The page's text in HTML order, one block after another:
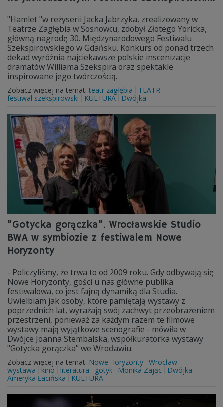
"Hamlet "w reżyserii Jacka Jabrzyka, zrealizowany w
Teatrze Zagłębia w Sosnowcu, zdobył Złotego Yoricka,
główną nagrodę 30. Międzynarodowego Festiwalu
Szekspirowskiego w Gdańsku. Konkurs od ponad trzech
dekad wyróżnia najciekawsze polskie inscenizacje
dramatów Williama Szekspira oraz spektakle
inspirowane jego twórczością.
Zobacz więcej na temat: teatr zagłębia
TEATR
festiwal szekspirowski
KULTURA Dwójka
"Gotycka gorączka". Wrocławskie Studio
BWA w symbiozie z festiwalem Nowe
Horyzonty
- Policzyliśmy, że trwa to od 2009 roku. Gdy odbywają się
Nowe Horyzonty, gości u nas główne publika
festiwalowa, co jest fajną dynamiką dla Studia.
Uwielbiam jak osoby, które pamiętają wystawy z
poprzednich lat, wyrażają swój zachwyt przeobrażeniem
przestrzeni, ponieważ za każdym razem te filmowe
wystawy mają wyjątkowe scenografie - mówiła w
Dwójce Joanna Stembalska, współkuratorka wystawy
"Gotycka gorączka" we Wrocławiu.
Zobacz więcej na temat: Nowe Horyzonty Wrocław
wystawa
kino literatura gotyk Monika Zając
Dwójka
Ameryka Łacińska
KULTURA